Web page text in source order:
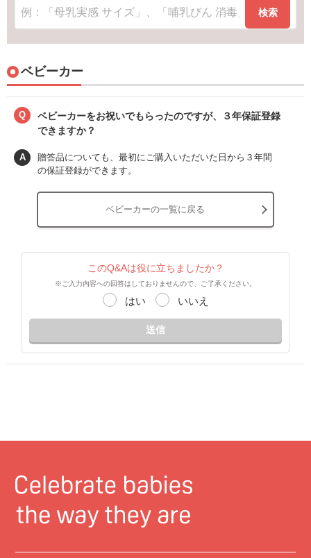
検索
ベビーカー
Q
ベビーカーをお祝いでもらったのですが、３年保証登録
できますか？
A
贈答品についても、最初にご購入いただいた日から３年間
の保証登録ができます。
ベビーカーの一覧に戻る
このQ&Aは役に立ちましたか？
※ご入力内容への回答はしておりませんので、ご了承ください。
はい いいえ
送信